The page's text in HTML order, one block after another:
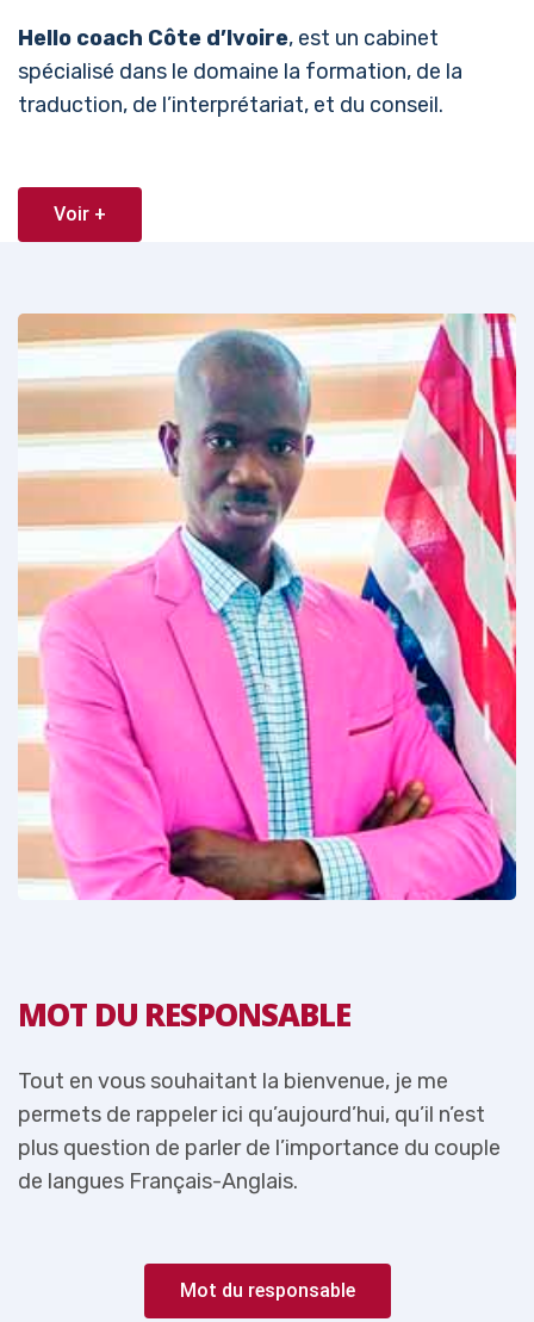
Hello coach Côte d’Ivoire, est un cabinet
spécialisé dans le domaine la formation, de la
traduction, de l’interprétariat, et du conseil.
Voir +
MOT DU RESPONSABLE
Tout en vous souhaitant la bienvenue, je me
permets de rappeler ici qu’aujourd’hui, qu’il n’est
plus question de parler de l’importance du couple
de langues Français-Anglais.
Mot du responsable